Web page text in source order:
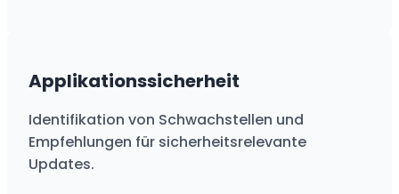
Applikationssicherheit
Identifikation von Schwachstellen und
Empfehlungen für sicherheitsrelevante
Updates.